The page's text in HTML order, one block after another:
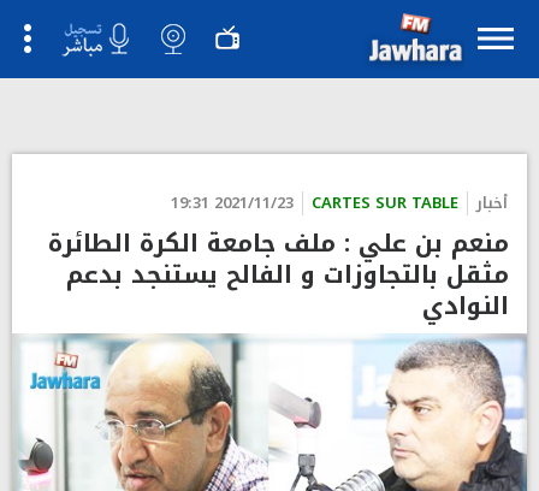
أخبار CARTES SUR TABLE
2021/11/23 19:31
منعم بن علي : ملف جامعة الكرة الطائرة
مثقل بالتجاوزات و الفالح يستنجد بدعم
النوادي